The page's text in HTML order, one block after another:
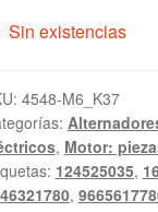
Sin existencias
4548-M6_K37
, Motor:
124525035,
,